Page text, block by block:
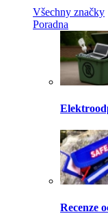
Všechny značky
Poradna
Recenze